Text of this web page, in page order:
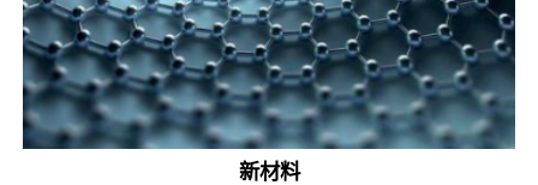
新材料